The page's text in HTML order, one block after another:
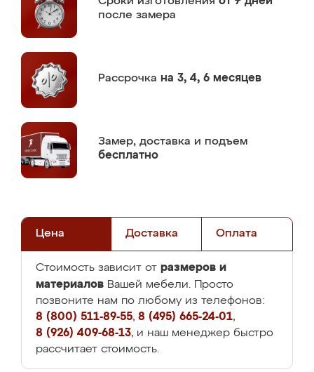
после замера
Рассрочка на 3, 4, 6 месяцев
Замер, доставка и подъем
бесплатно
Цена Доставка Оплата
Стоимость зависит от размеров и
материалов Вашей мебели. Просто
позвоните нам по любому из телефонов:
8 (800) 511-89-55, 8 (495) 665-24-01,
8 (926) 409-68-13, и наш менеджер быстро
рассчитает стоимость.